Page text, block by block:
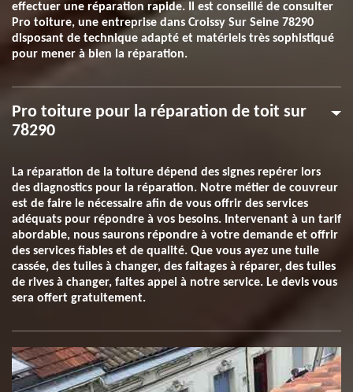
effectuer une réparation rapide. Il est conseillé de consulter
Pro toiture, une entreprise dans Croissy Sur Seine 78290
disposant de technique adapté et matériels très sophistiqué
pour mener à bien la réparation.
Pro toiture pour la réparation de toit sur
78290
La réparation de la toiture dépend des signes repérer lors
des diagnostics pour la réparation. Notre métier de couvreur
est de faire le nécessaire afin de vous offrir des services
adéquats pour répondre à vos besoins. Intervenant à un tarif
abordable, nous saurons répondre à votre demande et offrir
des services fiables et de qualité. Que vous ayez une tuile
cassée, des tuiles à changer, des faitages à réparer, des tuiles
de rives à changer, faites appel à notre service. Le devis vous
sera offert gratuitement.